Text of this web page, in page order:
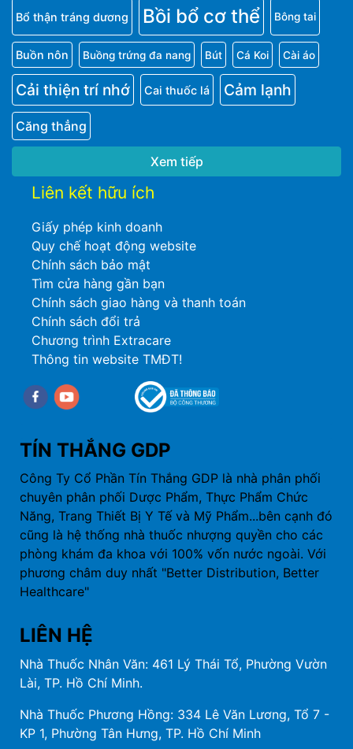
Bổ thận tráng dương Bồi bổ cơ thể Bông tai
Buồn nôn Buồng trứng đa nang Bút Cá Koi Cài áo
Cải thiện trí nhớ Cai thuốc lá Cảm lạnh
Căng thẳng
Xem tiếp
Liên kết hữu ích
Giấy phép kinh doanh
Quy chế hoạt động website
Chính sách bảo mật
Tìm cửa hàng gần bạn
Chính sách giao hàng và thanh toán
Chính sách đổi trả
Chương trình Extracare
Thông tin website TMĐT!
Facebookyoutube
TÍN THẮNG GDP
Công Ty Cổ Phần Tín Thắng GDP là nhà phân phối
chuyên phân phối Dược Phẩm, Thực Phẩm Chức
Năng, Trang Thiết Bị Y Tế và Mỹ Phẩm...bên cạnh đó
cũng là hệ thống nhà thuốc nhượng quyền cho các
phòng khám đa khoa với 100% vốn nước ngoài. Với
phương châm duy nhất "Better Distribution, Better
Healthcare"
LIÊN HỆ
Nhà Thuốc Nhân Văn: 461 Lý Thái Tổ, Phường Vườn
Lài, TP. Hồ Chí Minh.
Nhà Thuốc Phương Hồng: 334 Lê Văn Lương, Tổ 7 -
KP 1, Phường Tân Hưng, TP. Hồ Chí Minh